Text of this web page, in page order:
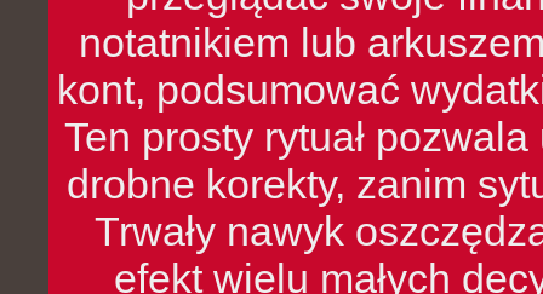
notatnikiem lub
kont, podsumować
Ten prosty rytuał
drobne korekty, zanim
Trwały nawyk
efekt wielu małych